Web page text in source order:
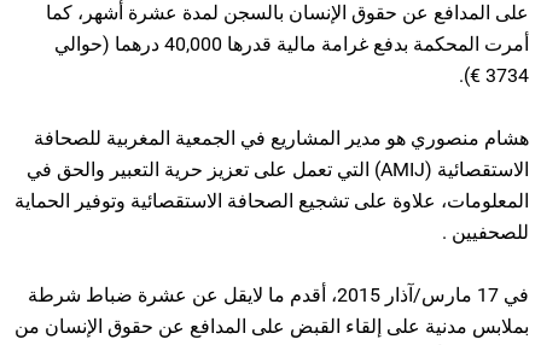
على المدافع عن حقوق الإنسان بالسجن لمدة عشرة أشهر، كما
أمرت المحكمة بدفع غرامة مالية قدرها 40,000 درهما (حوالي
3734 €).
هشام منصوري هو مدير المشاريع في الجمعية المغربية للصحافة
الاستقصائية (AMIJ) التي تعمل على تعزيز حرية التعبير والحق في
المعلومات، علاوة على تشجيع الصحافة الاستقصائية وتوفير الحماية
للصحفيين .
في 17 مارس/آذار 2015، أقدم ما لايقل عن عشرة ضباط شرطة
بملابس مدنية على إلقاء القبض على المدافع عن حقوق الإنسان من